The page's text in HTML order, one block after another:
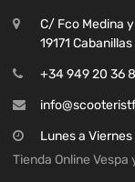
C/ Fco Medina
19171
+34 949 20 36
Lunes a
Tienda Online